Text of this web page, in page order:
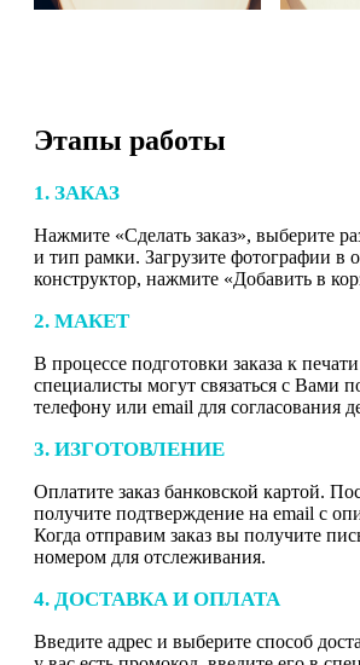
Этапы работы
1. ЗАКАЗ
Нажмите «Сделать заказ», выберите
и тип рамки. Загрузите фотографии в
конструктор, нажмите «Добавить в
2. МАКЕТ
В процессе подготовки заказа к
специалисты могут связаться с Вами
телефону или email для согласования
3. ИЗГОТОВЛЕНИЕ
Оплатите заказ банковской картой.
получите подтверждение на email с
Когда отправим заказ вы получите
номером для отслеживания.
4. ДОСТАВКА И ОПЛАТА
Введите адрес и выберите способ